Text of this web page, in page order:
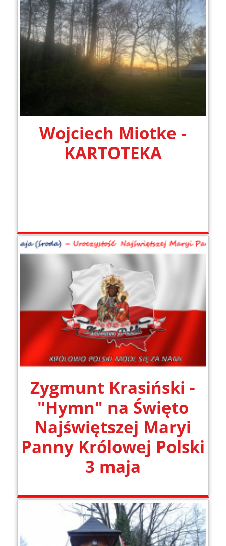
Wojciech Miotke -
KARTOTEKA
Zygmunt Krasiński -
"Hymn" na Święto
Najświętszej Maryi
Panny Królowej Polski
3 maja